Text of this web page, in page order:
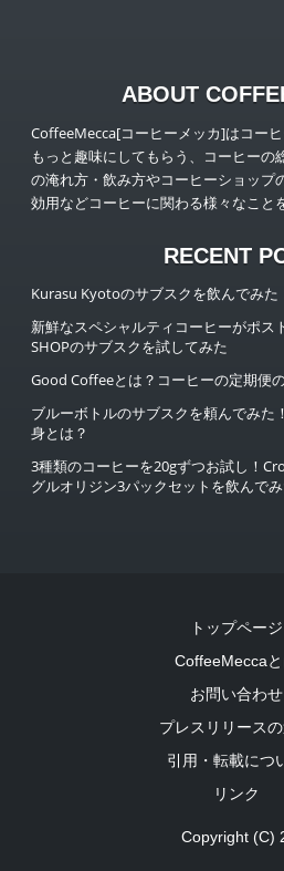
ABOUT
CoffeeMecca[コーヒーメッカ]はコー
もっと趣味にしてもらう、コーヒーの
の淹れ方・飲み方やコーヒーショップ
効用などコーヒーに関わる様々なこと
RECENT
Kurasu Kyotoのサブスクを飲んでみた
新鮮なスペシャルティコーヒーがポス
SHOPのサブスクを試してみた
Good Coffeeとは？コーヒーの定期便
ブルーボトルのサブスクを頼んでみた
身とは？
3種類のコーヒーを20gずつお試し！
グルオリジン3パックセットを飲んで
トップページ
CoffeeMecca
お問い合わせ
プレスリリース
引用・転載につ
リンク
Copyright (C)